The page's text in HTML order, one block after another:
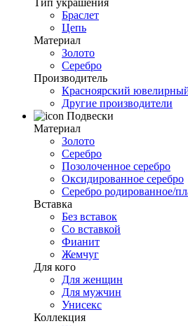
Тип украшения
Браслет
Цепь
Материал
Золото
Серебро
Производитель
Красноярский
Другие производители
Подвески
Материал
Золото
Серебро
Позолоченное серебро
Оксидированное серебро
Серебро родированное/
Вставка
Без вставок
Со вставкой
Фианит
Жемчуг
Для кого
Для женщин
Для мужчин
Унисекс
Коллекция